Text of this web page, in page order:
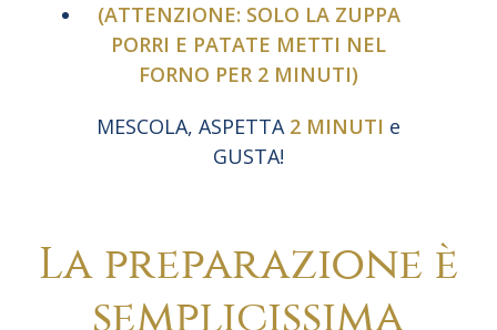
(ATTENZIONE: SOLO LA ZUPPA
PORRI E PATATE METTI NEL
FORNO PER 2 MINUTI)
MESCOLA, ASPETTA 2 MINUTI e
GUSTA!
La preparazione è
semplicissima